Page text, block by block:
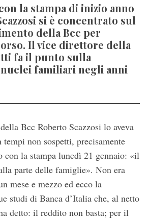
la stampa di inizio anno
si è concentrato sul
della Bcc per
Il vice direttore della
fa il punto sulla
familiari negli anni
Bcc Roberto Scazzosi lo aveva
non sospetti, precisamente
con la stampa lunedì 21 gennaio: «il
parte delle famiglie». Non era
mese e mezzo ed ecco la
studi di Banca d’Italia che, al netto
detto: il reddito non basta; per il